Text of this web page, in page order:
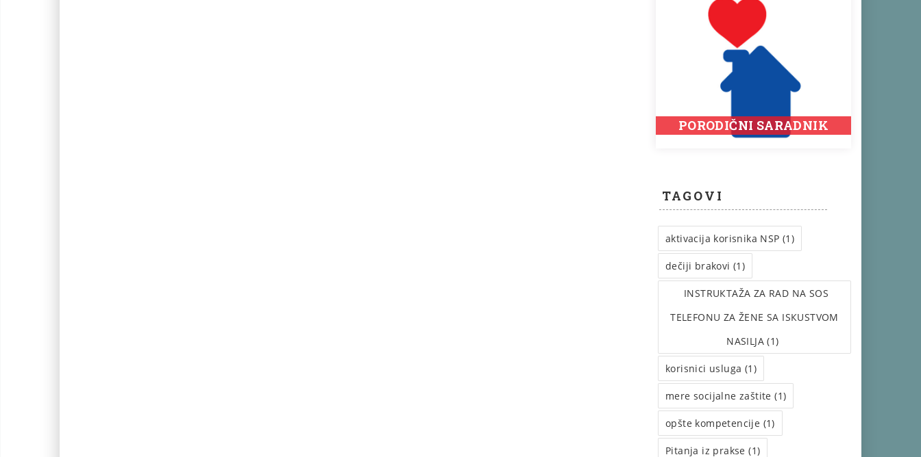
PORODIČNI SARADNIK
TAGOVI
aktivacija korisnika NSP (1)
dečiji brakovi (1)
INSTRUКTAŽA ZA RAD NA SOS
TELEFONU ZA ŽENE SA ISКUSTVOM
NASILJA (1)
korisnici usluga (1)
mere socijalne zaštite (1)
opšte kompetencije (1)
Pitanja iz prakse (1)